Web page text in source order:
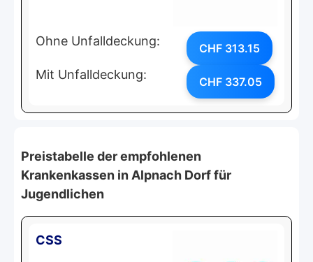
Ohne Unfalldeckung: CHF 313.15
Mit Unfalldeckung: CHF 337.05
Preistabelle der empfohlenen
Krankenkassen in Alpnach Dorf für
Jugendlichen
CSS